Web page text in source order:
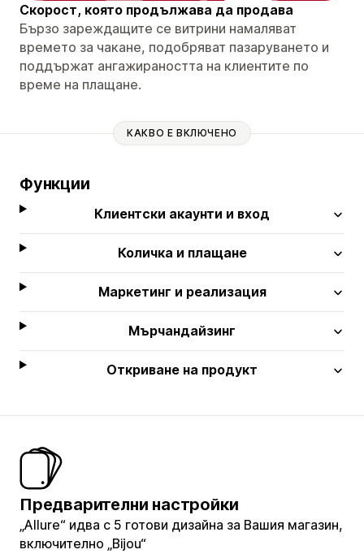
Скорост, която продължава да продава
Бързо зареждащите се витрини намаляват
времето за чакане, подобряват пазаруването и
поддържат ангажираността на клиентите по
време на плащане.
КАКВО Е ВКЛЮЧЕНО
Функции
Клиентски акаунти и вход
Количка и плащане
Маркетинг и реализация
Мърчандайзинг
Откриване на продукт
Предварителни настройки
„Allure“ идва с 5 готови дизайна за Вашия магазин,
включително „Bijou“